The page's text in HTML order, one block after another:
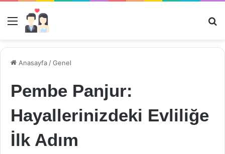
Menü
Anasayfa /Genel
Pembe Panjur:
Hayallerinizdeki Evliliğe
İlk Adım